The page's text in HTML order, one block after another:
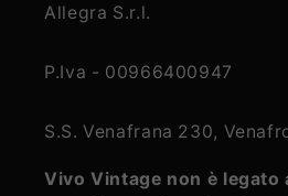
Allegra S.r.l.
P.Iva - 00966400947
S.S. Venafrana 230,
Vivo Vintage non è legato